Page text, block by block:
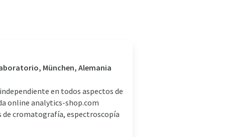
München, Alemania
en todos aspectos de
online analytics-shop.com
de cromatografía, espectroscopía